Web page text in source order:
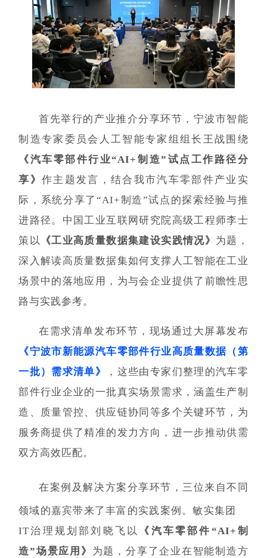
首先举行的产业推介分享环节，宁波市智能
制造专家委员会人工智能专家组组长王战围绕
《汽车零部件行业“AI+制造”试点工作路径分
享》 作主题发言，结合我市汽车零部件产业实
际，系统分享了“AI+制造”试点的探索经验与推
进路径。中国工业互联网研究院高级工程师李士
策以 《工业高质量数据集建设实践情况》 为题，
深入解读高质量数据集如何支撑人工智能在工业
场景中的落地应用，为与会企业提供了前瞻性思
路与实践参考。
在需求清单发布环节，现场通过大屏幕发布
《宁波市新能源汽车零部件行业高质量数据（第
一批）需求清单》
，这些由专家们整理的汽车零
部件行业企业的一批真实场景需求，涵盖生产制
造、质量管控、供应链协同等多个关键环节，为
服务商提供了精准的发力方向，进一步推动供需
双方高效匹配。
在案例及解决方案分享环节，三位来自不同
领域的嘉宾带来了丰富的实践案例。敏实集团
IT治理规划部刘晓飞以
《汽车零部件“AI+制
造”场景应用》 为题，分享了企业在智能制造方